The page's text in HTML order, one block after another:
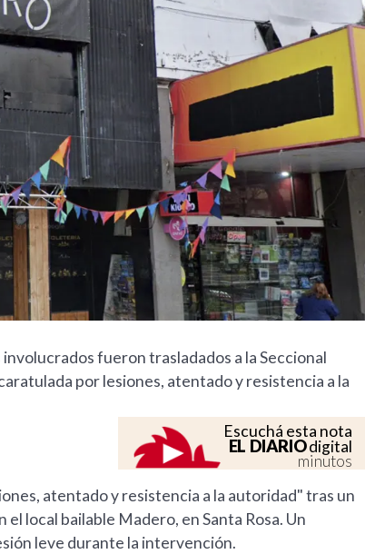
fueron trasladados a la Seccional
por lesiones, atentado y resistencia a la
Escuchá esta nota
EL DIARIOdigital
minutos
atentado y resistencia a la autoridad" tras un
local bailable Madero, en Santa Rosa. Un
leve durante la intervención.